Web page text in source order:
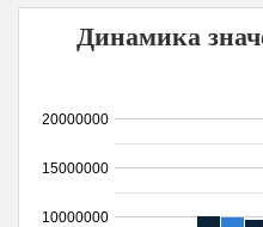
Динамика
10000000
15000000
20000000